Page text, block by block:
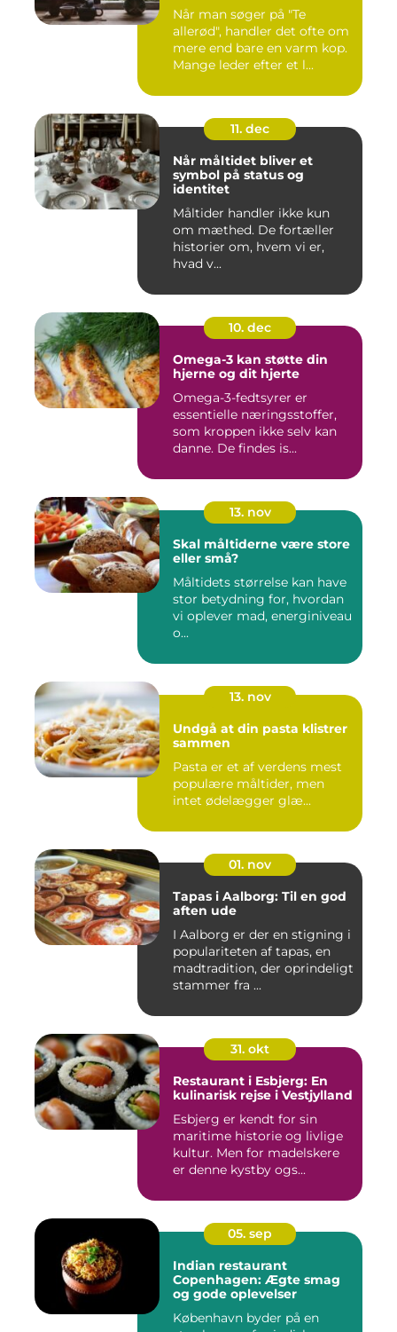
Når man søger på "Te
allerød", handler det ofte om
mere end bare en varm kop.
Mange leder efter et l...
11. dec
Når måltidet bliver et
symbol på status og
identitet
Måltider handler ikke kun
om mæthed. De fortæller
historier om, hvem vi er,
hvad v...
10. dec
Omega-3 kan støtte din
hjerne og dit hjerte
Omega-3-fedtsyrer er
essentielle næringsstoffer,
som kroppen ikke selv kan
danne. De findes is...
13. nov
Skal måltiderne være store
eller små?
Måltidets størrelse kan have
stor betydning for, hvordan
vi oplever mad, energiniveau
o...
13. nov
Undgå at din pasta klistrer
sammen
Pasta er et af verdens mest
populære måltider, men
intet ødelægger glæ...
01. nov
Tapas i Aalborg: Til en god
aften ude
I Aalborg er der en stigning i
populariteten af tapas, en
madtradition, der oprindeligt
stammer fra ...
31. okt
Restaurant i Esbjerg: En
kulinarisk rejse i Vestjylland
Esbjerg er kendt for sin
maritime historie og livlige
kultur. Men for madelskere
er denne kystby ogs...
05. sep
Indian restaurant
Copenhagen: Ægte smag
og gode oplevelser
København byder på en